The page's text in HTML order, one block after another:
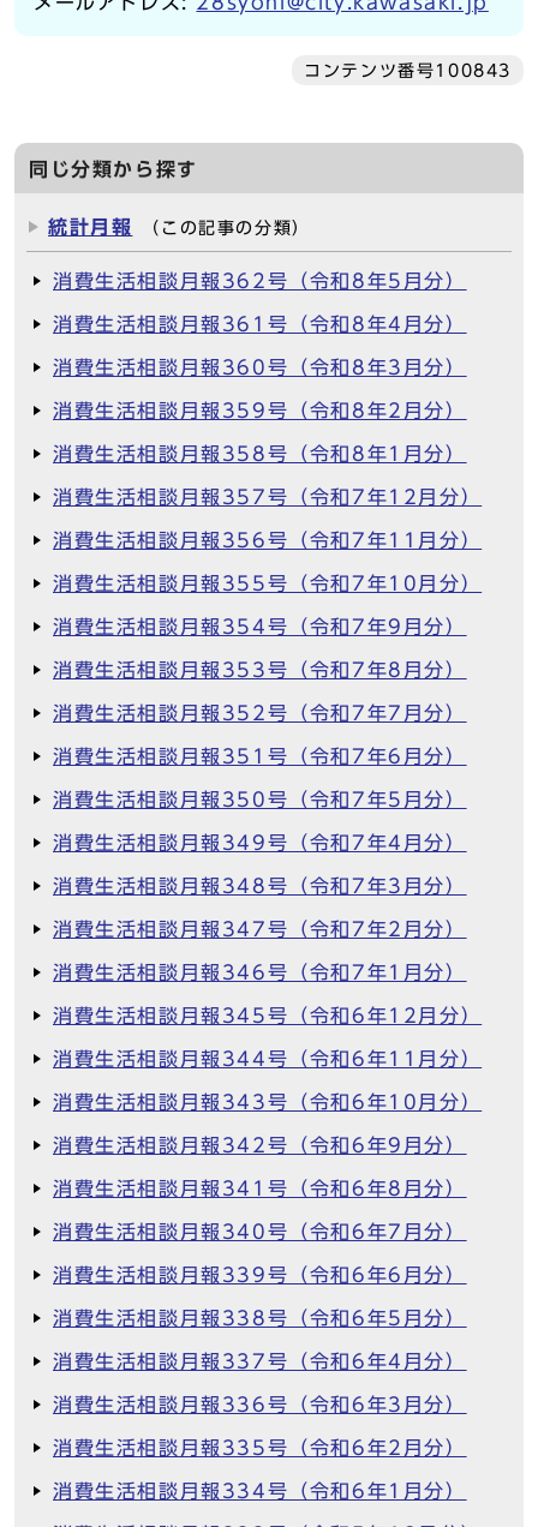
コンテンツ番号100843
同じ分類から探す
統計月報 （この記事の分類）
消費生活相談月報362号（令和8年5月分）
消費生活相談月報361号（令和8年4月分）
消費生活相談月報360号（令和8年3月分）
消費生活相談月報359号（令和8年2月分）
消費生活相談月報358号（令和8年1月分）
消費生活相談月報357号（令和7年12月分）
消費生活相談月報356号（令和7年11月分）
消費生活相談月報355号（令和7年10月分）
消費生活相談月報354号（令和7年9月分）
消費生活相談月報353号（令和7年8月分）
消費生活相談月報352号（令和7年7月分）
消費生活相談月報351号（令和7年6月分）
消費生活相談月報350号（令和7年5月分）
消費生活相談月報349号（令和7年4月分）
消費生活相談月報348号（令和7年3月分）
消費生活相談月報347号（令和7年2月分）
消費生活相談月報346号（令和7年1月分）
消費生活相談月報345号（令和6年12月分）
消費生活相談月報344号（令和6年11月分）
消費生活相談月報343号（令和6年10月分）
消費生活相談月報342号（令和6年9月分）
消費生活相談月報341号（令和6年8月分）
消費生活相談月報340号（令和6年7月分）
消費生活相談月報339号（令和6年6月分）
消費生活相談月報338号（令和6年5月分）
消費生活相談月報337号（令和6年4月分）
消費生活相談月報336号（令和6年3月分）
消費生活相談月報335号（令和6年2月分）
消費生活相談月報334号（令和6年1月分）